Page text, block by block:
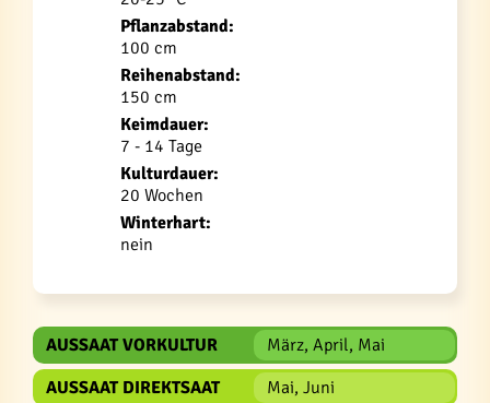
Pflanzabstand:
100 cm
Reihenabstand:
150 cm
Keimdauer:
7 - 14 Tage
Kulturdauer:
20 Wochen
Winterhart:
nein
AUSSAAT VORKULTUR
März, April, Mai
AUSSAAT DIREKTSAAT
Mai, Juni